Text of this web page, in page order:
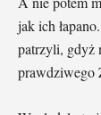
jak ich
patrzyli, gdyż
prawdziwego